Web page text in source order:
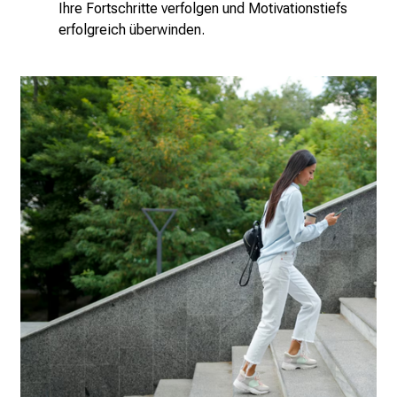
Ihre Fortschritte verfolgen und Motivationstiefs
erfolgreich überwinden.